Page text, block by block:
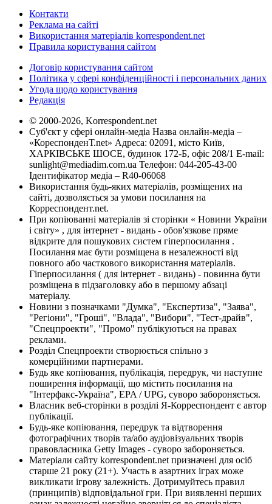
Контакти
Реклама на сайті
Використання матеріалів korrespondent.net
Правила користування сайтом
Договір користування сайтом
Політика у сфері конфіденційності і персональних даних
Угода щодо користування
Редакція
© 2000-2026, Korrespondent.net
Суб'єкт у сфері онлайн-медіа Назва онлайн-медіа –
«КореспонденТ.net» Адреса: 02091, місто Київ,
ХАРКІВСЬКЕ ШОСЕ, будинок 172-Б, офіс 208/1 E-mail:
sunlight@mediadim.com.ua Телефон: 044-205-43-00
Ідентифікатор медіа – R40-06068
Використання будь-яких матеріалів, розміщених на
сайті, дозволяється за умови посилання на
Корреспондент.net.
При копіюванні матеріалів зі сторінки « Новини України
і світу» , для інтернет - видань - обов'язкове пряме
відкрите для пошукових систем гіперпосилання .
Посилання має бути розміщена в незалежності від
повного або часткового використання матеріалів.
Гіперпосилання ( для інтернет - видань) - повинна бути
розміщена в підзаголовку або в першому абзаці
матеріалу.
Новини з позначками "Думка", "Експертиза", "Заява",
"Регіони", "Гроші", "Влада", "Вибори", "Тест-драйв",
"Спецпроекти", "Промо" публікуються на правах
реклами.
Розділ Спецпроекти створюється спільно з
комерційними партнерами.
Будь яке копіювання, публікація, передрук, чи наступне
поширення інформації, що містить посилання на
"Інтерфакс-Україна", EPA / UPG, суворо забороняється.
Власник веб-сторінки в розділі Я-Корреспондент є автор
публікації.
Будь-яке копіювання, передрук та відтворення
фотографічних творів та/або аудіовізуальних творів
правовласника Getty Images - суворо забороняється.
Матеріали сайту korrespondent.net призначені для осіб
старше 21 року (21+). Участь в азартних іграх може
викликати ігрову залежність. Дотримуйтесь правил
(принципів) відповідальної гри. При виявленні перших